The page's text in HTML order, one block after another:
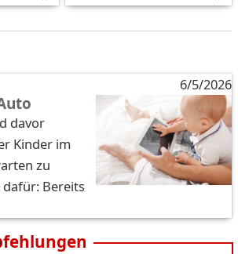
6/5/2026
davor
Kinder im
zu
dafür: Bereits